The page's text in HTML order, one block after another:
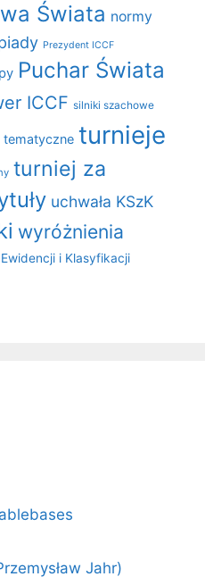
Świata normy
Prezydent ICCF
Puchar Świata
ICCF silniki szachowe
tematyczne turnieje
turniej za
uchwała KSzK
wyróżnienia
Ewidencji i Klasyfikacji
Jahr)